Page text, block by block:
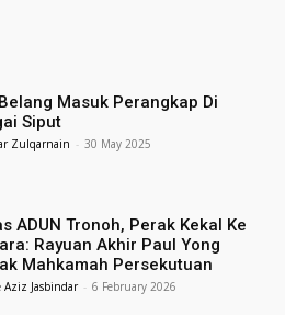
Masuk Perangkap Di
Siput
Zulqarnain - 30 May 2025
ADUN Tronoh, Perak Kekal Ke
Rayuan Akhir Paul Yong
Mahkamah Persekutuan
Aziz Jasbindar - 6 February 2026